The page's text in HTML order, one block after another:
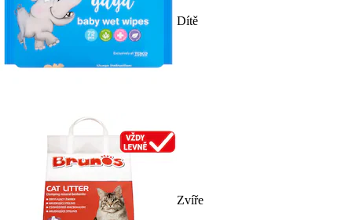
Dítě
Zvíře